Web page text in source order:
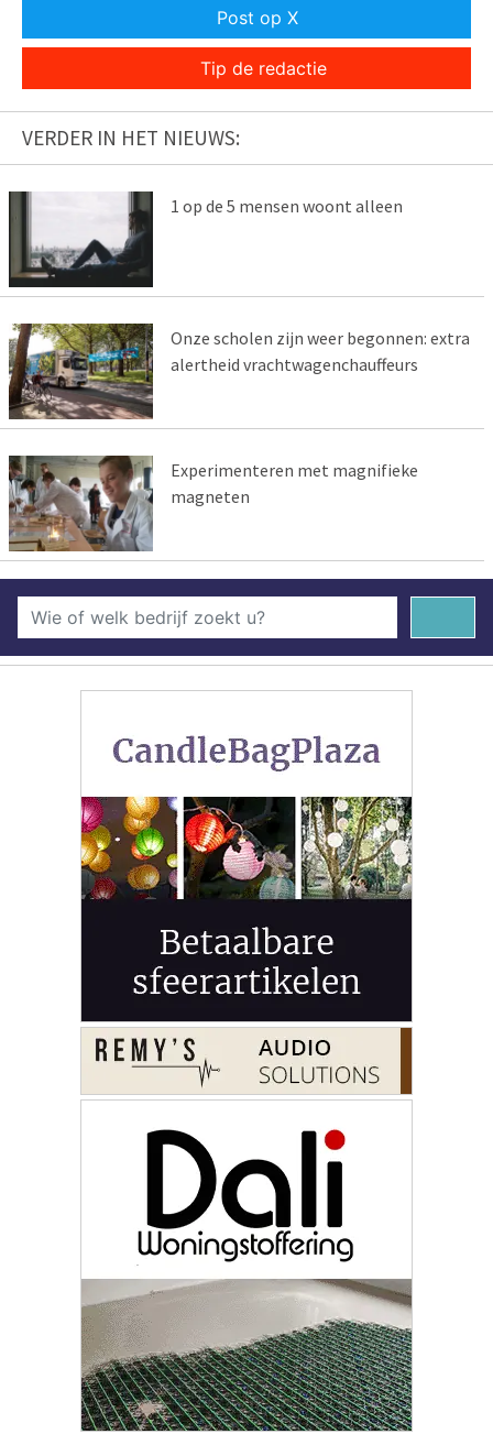
Post op X
Tip de redactie
VERDER IN HET NIEUWS:
1 op de 5 mensen woont alleen
Onze scholen zijn weer begonnen: extra
alertheid vrachtwagenchauffeurs
Experimenteren met magnifieke
magneten